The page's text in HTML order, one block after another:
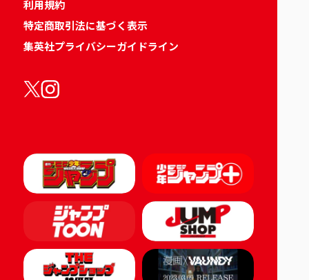
利用規約
特定商取引法に基づく表示
集英社プライバシーガイドライン